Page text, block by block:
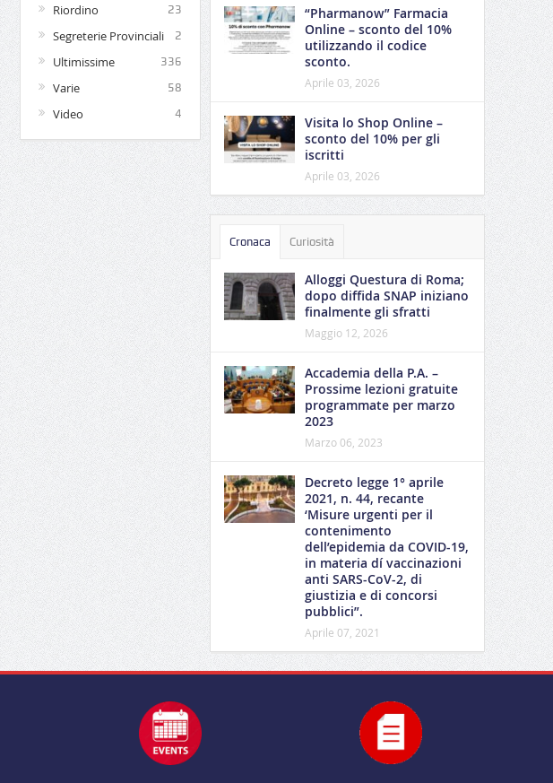
Riordino 23
Segreterie Provinciali 2
Ultimissime 336
Varie 58
Video 4
“Pharmanow” Farmacia
Online – sconto del 10%
utilizzando il codice
sconto.
Aprile 03, 2026
Visita lo Shop Online –
sconto del 10% per gli
iscritti
Aprile 03, 2026
Cronaca Curiosità
Alloggi Questura di Roma;
dopo diffida SNAP iniziano
finalmente gli sfratti
Maggio 12, 2026
Accademia della P.A. –
Prossime lezioni gratuite
programmate per marzo
2023
Marzo 06, 2023
Decreto legge 1° aprile
2021, n. 44, recante
‘Misure urgenti per il
contenimento
dell’epidemia da COVID-19,
in materia dí vaccinazioni
anti SARS-CoV-2, di
giustizia e di concorsi
pubblici”.
Aprile 07, 2021